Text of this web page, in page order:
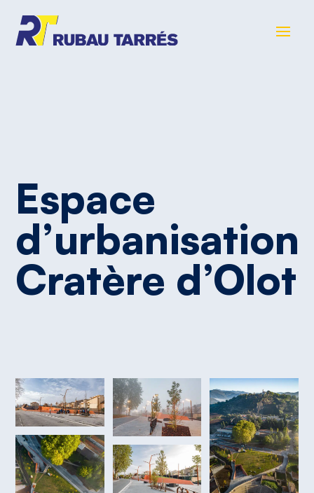
Espace
d’urbanisation
Cratère d’Olot